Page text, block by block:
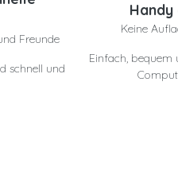
Freunde
schnell und
Keine
Einfach, bequem